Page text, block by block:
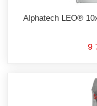
Alphatech LEO®
9